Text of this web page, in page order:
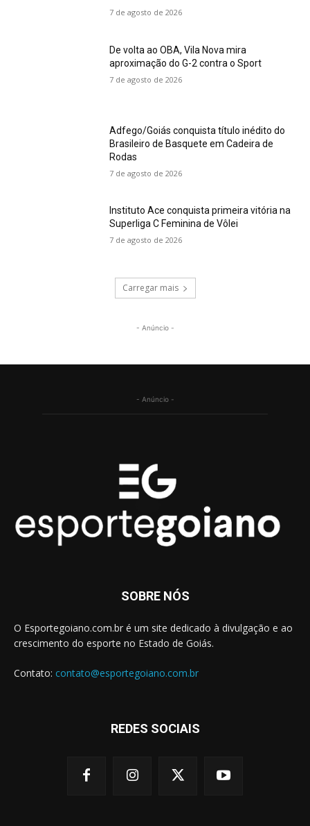
7 de agosto de 2026
De volta ao OBA, Vila Nova mira
aproximação do G-2 contra o Sport
7 de agosto de 2026
Adfego/Goiás conquista título inédito do
Brasileiro de Basquete em Cadeira de
Rodas
7 de agosto de 2026
Instituto Ace conquista primeira vitória na
Superliga C Feminina de Vôlei
7 de agosto de 2026
Carregar mais
- Anúncio -
- Anúncio -
SOBRE NÓS
O Esportegoiano.com.br é um site dedicado à divulgação e ao
crescimento do esporte no Estado de Goiás.
Contato: contato@esportegoiano.com.br
REDES SOCIAIS